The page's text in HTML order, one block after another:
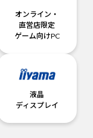
オンライン・
直営店限定
ゲーム向けPC
液晶
ディスプレイ